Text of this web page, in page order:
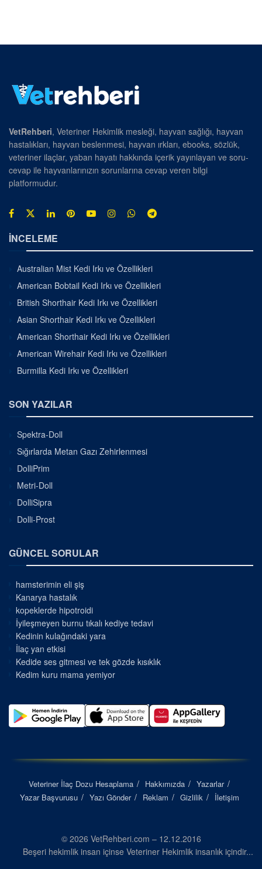
VetRehberi, Veteriner Hekimlik mesleği, hayvan sağlığı, hayvan
hastalıkları, hayvan beslenmesi, hayvan ırkları, ebooks, sözlük,
veteriner ilaçlar, yaban hayatı hakkında içerik yayınlayan ve soru-
cevap ile hayvanlarınızın sorunlarına cevap veren bilgi
platformudur.
İNCELEME
Australian Mist Kedi Irkı ve Özellikleri
American Bobtail Kedi Irkı ve Özellikleri
British Shorthair Kedi Irkı ve Özellikleri
Asian Shorthair Kedi Irkı ve Özellikleri
American Shorthair Kedi Irkı ve Özellikleri
American Wirehair Kedi Irkı ve Özellikleri
Burmilla Kedi Irkı ve Özellikleri
SON YAZILAR
Spektra-Doll
Sığırlarda Metan Gazı Zehirlenmesi
DolliPrim
Metri-Doll
DolliSipra
Dolli-Prost
GÜNCEL SORULAR
hamsterimin eli şiş
Kanarya hastalık
kopeklerde hipotroidi
İyileşmeyen burnu tıkalı kediye tedavi
Kedinin kulağındaki yara
İlaç yan etkisi
Kedide ses gitmesi ve tek gözde kısıklık
Kedim kuru mama yemiyor
Veteriner İlaç Dozu Hesaplama Hakkımızda
Yazarlar
Yazar Başvurusu
Yazı Gönder Reklam Gizlilik İletişim
© 2026 VetRehberi.com – 12.12.2016
Beşeri hekimlik insan içinse Veteriner Hekimlik insanlık içindir...